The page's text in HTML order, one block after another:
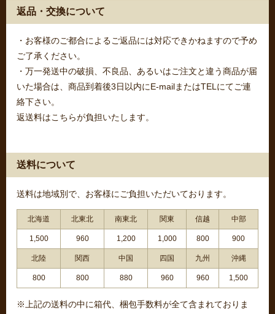
返品・交換について
・お客様のご都合によるご返品には対応できかねますので予め
ご了承ください。
・万一発送中の破損、不良品、あるいはご注文と違う商品が届
いた場合は、商品到着後3日以内にE-mailまたはTELにてご連
絡下さい。
返送料はこちらが負担いたします。
送料について
送料は地域別で、お客様にご負担いただいております。
北海道 北東北 南東北 関東 信越 中部
1,500 960 1,200 1,000 800 900
北陸 関西 中国 四国 九州 沖縄
800 800 880 960 960 1,500
※上記の送料の中に箱代、梱包手数料が全て含まれておりま